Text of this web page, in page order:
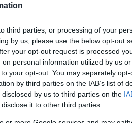
third parties, or processing of your
by us, please use the below opt-out
your opt-out request is processed
personal information utilized by us
your opt-out. You may separately
by third parties on the IAB’s list of
by us to third parties on the
it to other third parties.
Ριζούπολη απέναντι
(2-2) κι έναν
την άλλη πλευρά, η
μαζί με τον
που